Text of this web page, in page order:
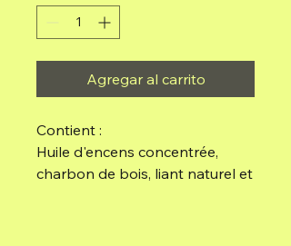
Agregar al carrito
Contient :
Huile d'encens concentrée,
charbon de bois, liant naturel et